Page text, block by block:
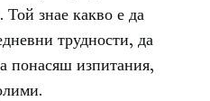
знае какво е да
трудности, да
понасяш изпитания,